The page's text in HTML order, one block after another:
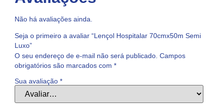
Não há avaliações ainda.
Seja o primeiro a avaliar “Lençol Hospitalar 70cmx50m Semi
Luxo”
O seu endereço de e-mail não será publicado. Campos
obrigatórios são marcados com *
Sua avaliação *